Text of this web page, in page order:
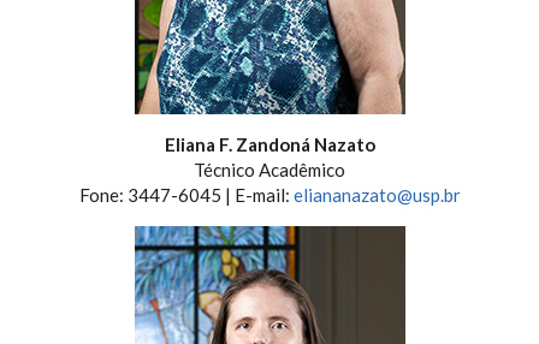
Eliana F. Zandoná Nazato
Técnico Acadêmico
Fone: 3447-6045 | E-mail: eliananazato@usp.br